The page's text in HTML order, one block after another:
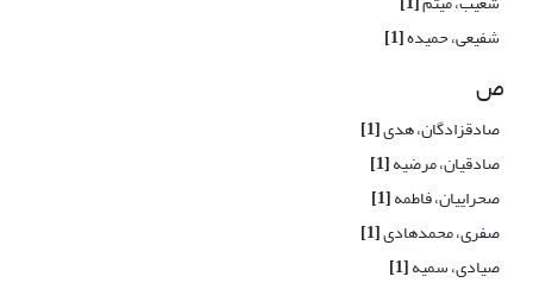
شفیعی، حمیده[1]
ص
صادقزادگان، هدی[1]
صادقیان، مرضیه[1]
صحراییان، فاطمه[1]
صفری، محمدهادی[1]
صیادی، سمیه[1]